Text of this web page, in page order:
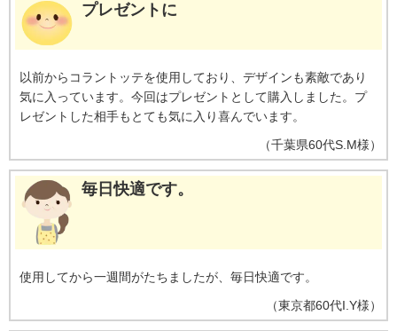
プレゼントに
以前からコラントッテを使用しており、デザインも素敵であり
気に入っています。今回はプレゼントとして購入しました。プ
レゼントした相手もとても気に入り喜んでいます。
（千葉県60代S.M様）
毎日快適です。
使用してから一週間がたちましたが、毎日快適です。
（東京都60代I.Y様）